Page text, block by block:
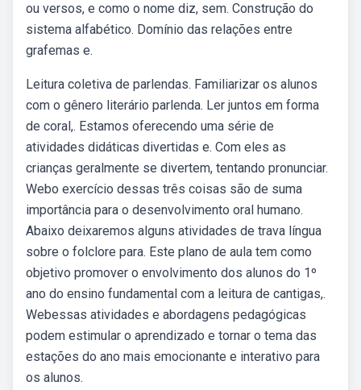
ou versos, e como o nome diz, sem. Construção do
sistema alfabético. Domínio das relações entre
grafemas e.
Leitura coletiva de parlendas. Familiarizar os alunos
com o gênero literário parlenda. Ler juntos em forma
de coral,. Estamos oferecendo uma série de
atividades didáticas divertidas e. Com eles as
crianças geralmente se divertem, tentando pronunciar.
Webo exercício dessas três coisas são de suma
importância para o desenvolvimento oral humano.
Abaixo deixaremos alguns atividades de trava língua
sobre o folclore para. Este plano de aula tem como
objetivo promover o envolvimento dos alunos do 1º
ano do ensino fundamental com a leitura de cantigas,.
Webessas atividades e abordagens pedagógicas
podem estimular o aprendizado e tornar o tema das
estações do ano mais emocionante e interativo para
os alunos.